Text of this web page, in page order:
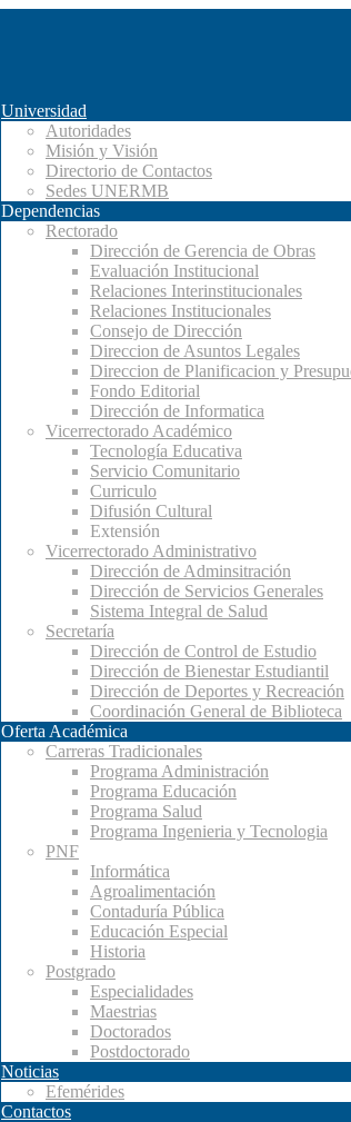
Universidad
Autoridades
Misión y Visión
Directorio de Contactos
Sedes UNERMB
Dependencias
Rectorado
Dirección de Gerencia de Obras
Evaluación Institucional
Relaciones Interinstitucionales
Relaciones Institucionales
Consejo de Dirección
Direccion de Asuntos Legales
Direccion de Planificacion y
Fondo Editorial
Dirección de Informatica
Vicerrectorado Académico
Tecnología Educativa
Servicio Comunitario
Curriculo
Difusión Cultural
Extensión
Vicerrectorado Administrativo
Dirección de Adminsitración
Dirección de Servicios Generales
Sistema Integral de Salud
Secretaría
Dirección de Control de Estudio
Dirección de Bienestar Estudiantil
Dirección de Deportes y Recreación
Coordinación General de Biblioteca
Oferta Académica
Carreras Tradicionales
Programa Administración
Programa Educación
Programa Salud
Programa Ingenieria y Tecnologia
PNF
Informática
Agroalimentación
Contaduría Pública
Educación Especial
Historia
Postgrado
Especialidades
Maestrias
Doctorados
Postdoctorado
Noticias
Efemérides
Contactos